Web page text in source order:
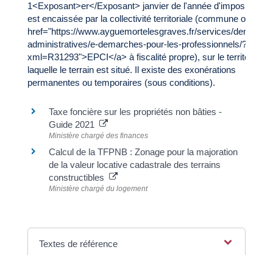
1<Exposant>er</Exposant> janvier de l'année d'imposition.
est encaissée par la collectivité territoriale (commune ou <a
href="https://www.ayguemortelesgraves.fr/services/
administratives/e-demarches-pour-les-professionnels/?
xml=R31293">EPCI</a> à fiscalité propre), sur le territoire de
laquelle le terrain est situé. Il existe des exonérations
permanentes ou temporaires (sous conditions).
Taxe foncière sur les propriétés non bâties -
Guide 2021
Ministère chargé des finances
Calcul de la TFPNB : Zonage pour la majoration
de la valeur locative cadastrale des terrains
constructibles
Ministère chargé du logement
Textes de référence